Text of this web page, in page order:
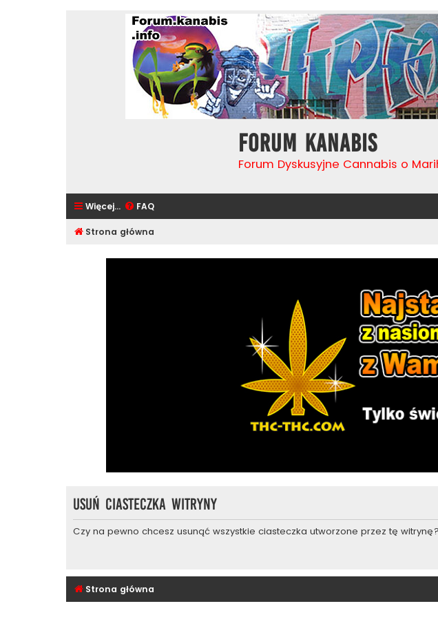
Forum Kanabis
Forum Dyskusyjne Cannabis o
Więcej… FAQ
Strona główna
Usuń ciasteczka witryny
Czy na pewno chcesz usunąć wszystkie ciasteczka utworzone przez tę witrynę?
Strona główna